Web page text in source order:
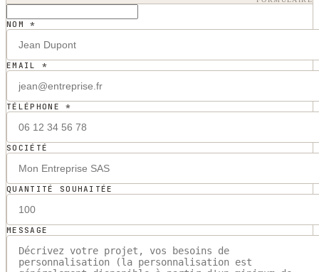
NOM *
EMAIL *
TÉLÉPHONE *
SOCIÉTÉ
QUANTITÉ SOUHAITÉE
MESSAGE